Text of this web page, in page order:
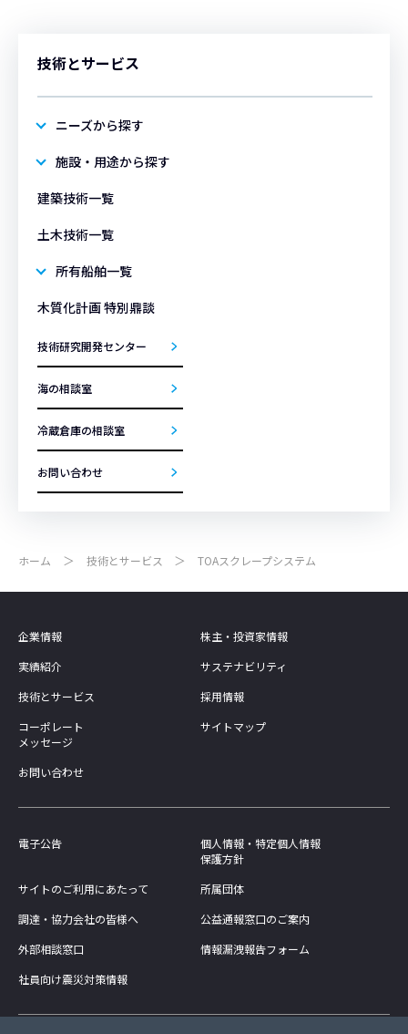
技術とサービス
ニーズから探す
施設・用途から探す
建築技術一覧
土木技術一覧
所有船舶一覧
木質化計画 特別鼎談
技術研究開発センター
海の相談室
冷蔵倉庫の相談室
お問い合わせ
ホーム 技術とサービス TOAスクレープシステム
企業情報
株主・投資家情報
実績紹介
サステナビリティ
技術とサービス
採用情報
コーポレート
メッセージ
サイトマップ
お問い合わせ
電子公告
個人情報・特定個人情報
保護方針
サイトのご利用にあたって
所属団体
調達・協力会社の皆様へ
公益通報窓口のご案内
外部相談窓口
情報漏洩報告フォーム
社員向け震災対策情報